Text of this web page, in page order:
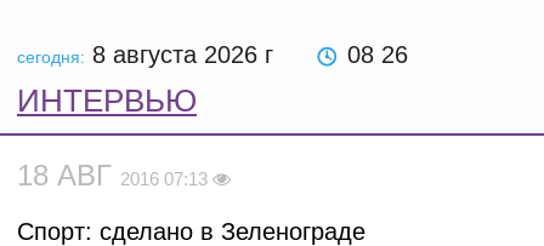
сегодня: 8 августа 2026 г 08 26
ИНТЕРВЬЮ
18 АВГ 2016 07:13
Спорт: сделано в Зеленограде